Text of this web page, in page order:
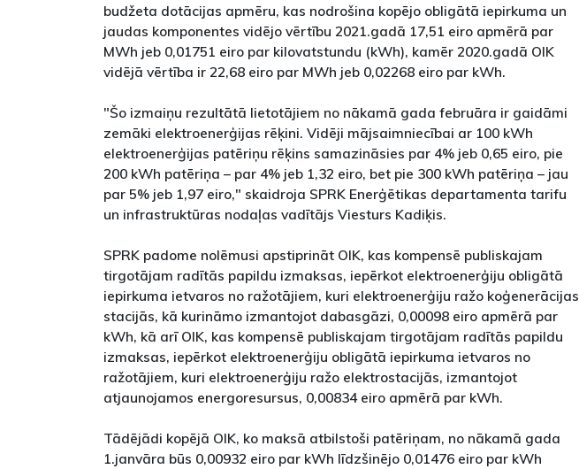
budžeta dotācijas apmēru, kas nodrošina kopējo obligātā iepirkuma un
jaudas komponentes vidējo vērtību 2021.gadā 17,51 eiro apmērā par
MWh jeb 0,01751 eiro par kilovatstundu (kWh), kamēr 2020.gadā OIK
vidējā vērtība ir 22,68 eiro par MWh jeb 0,02268 eiro par kWh.
"Šo izmaiņu rezultātā lietotājiem no nākamā gada februāra ir gaidāmi
zemāki elektroenerģijas rēķini. Vidēji mājsaimniecībai ar 100 kWh
elektroenerģijas patēriņu rēķins samazināsies par 4% jeb 0,65 eiro, pie
200 kWh patēriņa – par 4% jeb 1,32 eiro, bet pie 300 kWh patēriņa – jau
par 5% jeb 1,97 eiro," skaidroja SPRK Enerģētikas departamenta tarifu
un infrastruktūras nodaļas vadītājs Viesturs Kadiķis.
SPRK padome nolēmusi apstiprināt OIK, kas kompensē publiskajam
tirgotājam radītās papildu izmaksas, iepērkot elektroenerģiju obligātā
iepirkuma ietvaros no ražotājiem, kuri elektroenerģiju ražo koģenerācijas
stacijās, kā kurināmo izmantojot dabasgāzi, 0,00098 eiro apmērā par
kWh, kā arī OIK, kas kompensē publiskajam tirgotājam radītās papildu
izmaksas, iepērkot elektroenerģiju obligātā iepirkuma ietvaros no
ražotājiem, kuri elektroenerģiju ražo elektrostacijās, izmantojot
atjaunojamos energoresursus, 0,00834 eiro apmērā par kWh.
Tādējādi kopējā OIK, ko maksā atbilstoši patēriņam, no nākamā gada
1.janvāra būs 0,00932 eiro par kWh līdzšinējo 0,01476 eiro par kWh